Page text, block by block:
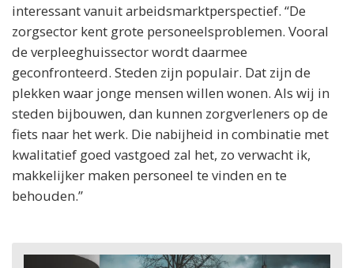
interessant vanuit arbeidsmarktperspectief. “De
zorgsector kent grote personeelsproblemen. Vooral
de verpleeghuissector wordt daarmee
geconfronteerd. Steden zijn populair. Dat zijn de
plekken waar jonge mensen willen wonen. Als wij in
steden bijbouwen, dan kunnen zorgverleners op de
fiets naar het werk. Die nabijheid in combinatie met
kwalitatief goed vastgoed zal het, zo verwacht ik,
makkelijker maken personeel te vinden en te
behouden.”